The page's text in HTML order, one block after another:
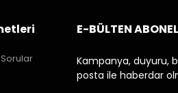
E-BÜLTEN
Kampanya, duyuru,
posta ile haberdar